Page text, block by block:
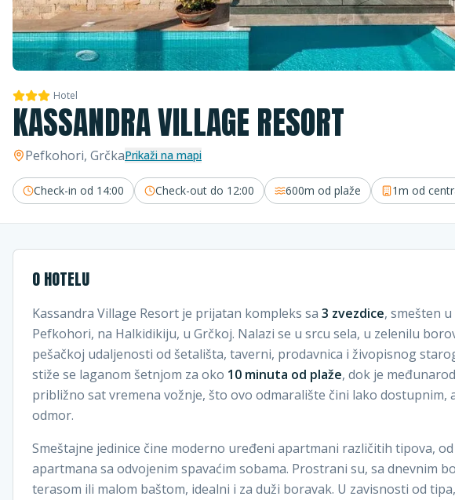
Hotel
KASSANDRA VILLAGE RESORT
Pefkohori, GrčkaPrikaži na mapi
Check-in od 14:00 Check-out do 12:00 600m od plaže 1m od
O HOTELU
Kassandra Village Resort je prijatan kompleks sa 3 zvezdice, smešten
Pefkohori, na Halkidikiju, u Grčkoj. Nalazi se u srcu sela, u zelenilu
pešačkoj udaljenosti od šetališta, taverni, prodavnica i živopisnog
stiže se laganom šetnjom za oko 10 minuta od plaže, dok je
približno sat vremena vožnje, što ovo odmaralište čini lako dostupnim,
odmor.
Smeštajne jedinice čine moderno uređeni apartmani različitih tipova,
apartmana sa odvojenim spavaćim sobama. Prostrani su, sa dnevnim
terasom ili malom baštom, idealni i za duži boravak. U zavisnosti od